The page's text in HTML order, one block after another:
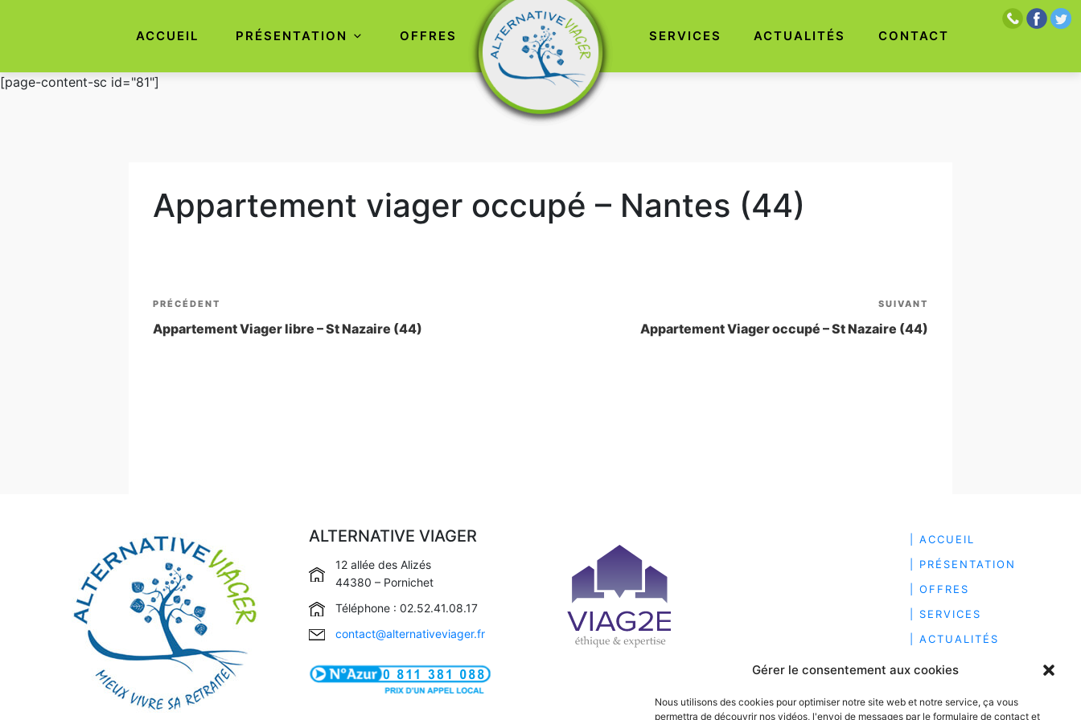
Gérer le consentement aux cookies
Nous utilisons des cookies pour optimiser notre site web et notre service, ça vous
permettra de découvrir nos vidéos, l'envoi de messages par le formulaire de contact et
Aller
ACCUEIL PRÉSENTATION OFFRES SERVICES ACTUALITÉS CONTACT
[page-content-sc id="81"]
Appartement viager occupé – Nantes (44)
Navigation
de
Article
précédent
PRÉCÉDENT
Appartement Viager libre – St Nazaire (44)
SUIVANT
Appartement Viager occupé – St Nazaire (44)
ALTERNATIVE VIAGER
12 allée des Alizés
44380 – Pornichet
Téléphone : 02.52.41.08.17
contact@alternativeviager.fr
| ACCUEIL
| PRÉSENTATION
| OFFRES
| SERVICES
| ACTUALITÉS
| RECRUTEMENT
| CONTACT